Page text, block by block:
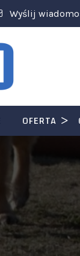
Wyślij
OFERTA